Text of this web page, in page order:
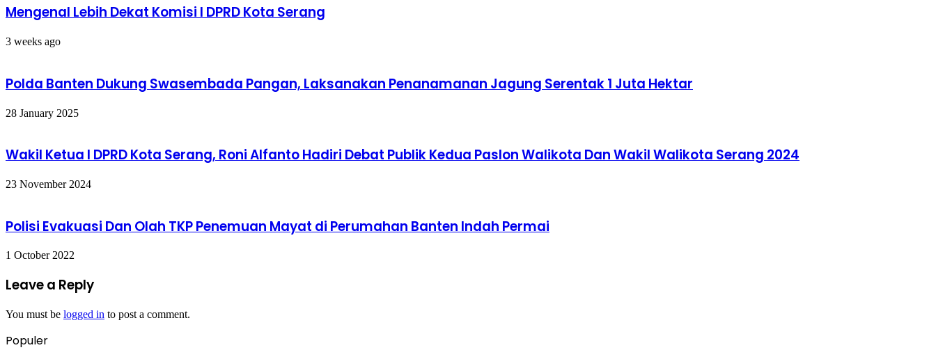
Mengenal Lebih Dekat Komisi I DPRD Kota Serang
3 weeks ago
Polda Banten Dukung Swasembada Pangan, Laksanakan Penanamanan Jagung Serentak 1 Juta Hektar
28 January 2025
Wakil Ketua I DPRD Kota Serang, Roni Alfanto Hadiri Debat Publik Kedua Paslon Walikota Dan Wakil Walikota Serang 2024
23 November 2024
Polisi Evakuasi Dan Olah TKP Penemuan Mayat di Perumahan Banten Indah Permai
1 October 2022
Leave a Reply
You must be logged in to post a comment.
Populer